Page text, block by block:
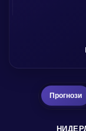
Прогнози